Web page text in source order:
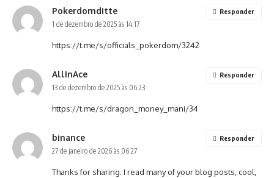
Pokerdomditte
1 de dezembro de 2025 às 14:17
https://t.me/s/officials_pokerdom/3242
Responder
AllInAce
13 de dezembro de 2025 às 06:23
https://t.me/s/dragon_money_mani/34
Responder
binance
27 de janeiro de 2026 às 06:27
Thanks for sharing. I read many of your blog posts, cool,
Responder